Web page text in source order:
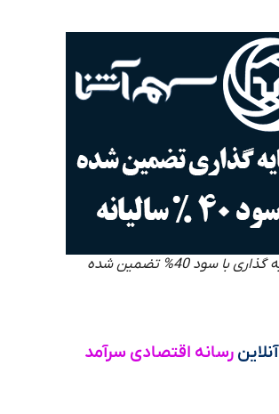
با سود 40% تضمین شده
رسانه اقتصادی سرآمد